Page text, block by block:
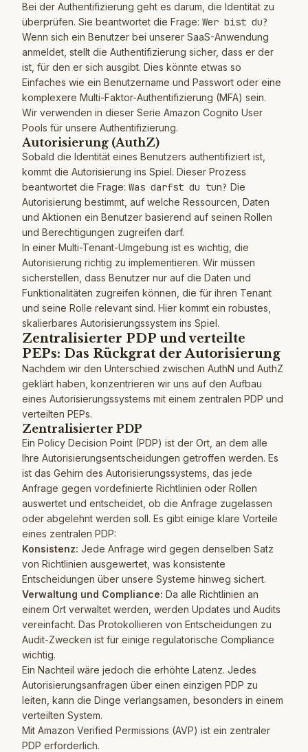
Bei der Authentifizierung geht es darum, die Identität zu
überprüfen. Sie beantwortet die Frage: Wer bist du?
Wenn sich ein Benutzer bei unserer SaaS-Anwendung
anmeldet, stellt die Authentifizierung sicher, dass er der
ist, für den er sich ausgibt. Dies könnte etwas so
Einfaches wie ein Benutzername und Passwort oder eine
komplexere Multi-Faktor-Authentifizierung (MFA) sein.
Wir verwenden in dieser Serie Amazon Cognito User
Pools für unsere Authentifizierung.
Autorisierung (AuthZ)
Sobald die Identität eines Benutzers authentifiziert ist,
kommt die Autorisierung ins Spiel. Dieser Prozess
beantwortet die Frage: Was darfst du tun? Die
Autorisierung bestimmt, auf welche Ressourcen, Daten
und Aktionen ein Benutzer basierend auf seinen Rollen
und Berechtigungen zugreifen darf.
In einer Multi-Tenant-Umgebung ist es wichtig, die
Autorisierung richtig zu implementieren. Wir müssen
sicherstellen, dass Benutzer nur auf die Daten und
Funktionalitäten zugreifen können, die für ihren Tenant
und seine Rolle relevant sind. Hier kommt ein robustes,
skalierbares Autorisierungssystem ins Spiel.
Zentralisierter PDP und verteilte
PEPs: Das Rückgrat der Autorisierung
Nachdem wir den Unterschied zwischen AuthN und AuthZ
geklärt haben, konzentrieren wir uns auf den Aufbau
eines Autorisierungssystems mit einem zentralen PDP und
verteilten PEPs.
Zentralisierter PDP
Ein Policy Decision Point (PDP) ist der Ort, an dem alle
Ihre Autorisierungsentscheidungen getroffen werden. Es
ist das Gehirn des Autorisierungssystems, das jede
Anfrage gegen vordefinierte Richtlinien oder Rollen
auswertet und entscheidet, ob die Anfrage zugelassen
oder abgelehnt werden soll. Es gibt einige klare Vorteile
eines zentralen PDP:
Konsistenz: Jede Anfrage wird gegen denselben Satz
von Richtlinien ausgewertet, was konsistente
Entscheidungen über unsere Systeme hinweg sichert.
Verwaltung und Compliance: Da alle Richtlinien an
einem Ort verwaltet werden, werden Updates und Audits
vereinfacht. Das Protokollieren von Entscheidungen zu
Audit-Zwecken ist für einige regulatorische Compliance
wichtig.
Ein Nachteil wäre jedoch die erhöhte Latenz. Jedes
Autorisierungsanfragen über einen einzigen PDP zu
leiten, kann die Dinge verlangsamen, besonders in einem
verteilten System.
Mit Amazon Verified Permissions (AVP) ist ein zentraler
PDP erforderlich.